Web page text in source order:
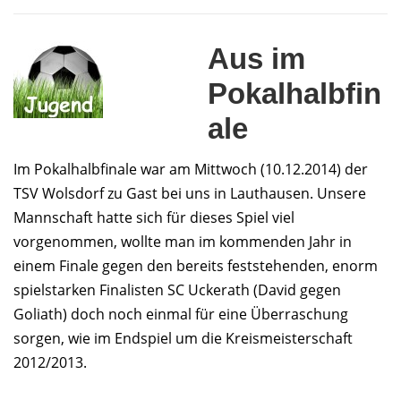
Aus im
Pokalhalbfin
ale
Im Pokalhalbfinale war am Mittwoch (10.12.2014) der
TSV Wolsdorf zu Gast bei uns in Lauthausen. Unsere
Mannschaft hatte sich für dieses Spiel viel
vorgenommen, wollte man im kommenden Jahr in
einem Finale gegen den bereits feststehenden, enorm
spielstarken Finalisten SC Uckerath (David gegen
Goliath) doch noch einmal für eine Überraschung
sorgen, wie im Endspiel um die Kreismeisterschaft
2012/2013.